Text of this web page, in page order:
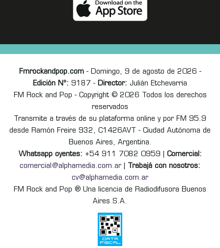
Fmrockandpop.com- Domingo, 9 de agosto de 2026 -
Edición Nº: 9187 - Director: Julián Etchevarria
FM Rock and Pop - Copyright © 2026 Todos los derechos
reservados
Transmite a través de su plataforma online y por FM 95.9
desde Ramón Freire 932, C1426AVT - Ciudad Autónoma de
Buenos Aires, Argentina.
Whatsapp oyentes: +54 911 7082 0959 | Comercial:
comercial@alphamedia.com.ar
Trabajá con nosotros:
cv@alphamedia.com.ar
FM Rock and Pop ® Una licencia de Radiodifusora Buenos
Aires S.A.